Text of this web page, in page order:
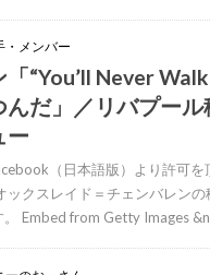
・メンバー
“You’ll Never
んだ」／リバプール
ー
（日本語版）より許可を
ックスレイド＝チェンバレン
。 Embed from Getty Images